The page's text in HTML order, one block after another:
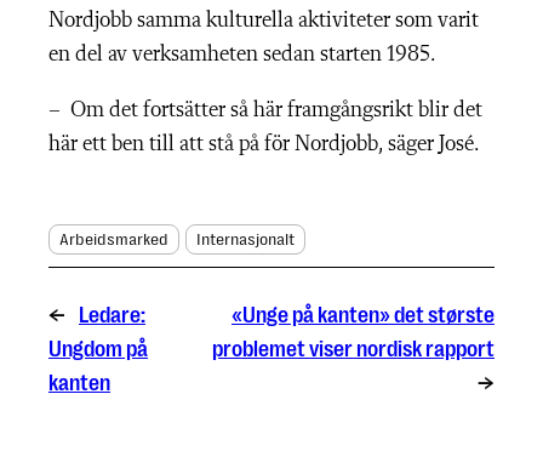
Nordjobb samma kulturella aktiviteter som varit
en del av verksamheten sedan starten 1985.
– Om det fortsätter så här framgångsrikt blir det
här ett ben till att stå på för Nordjobb, säger José.
Arbeidsmarked Internasjonalt
←
Ledare:
Ungdom på
kanten
«Unge på kanten» det største
problemet viser nordisk rapport
→